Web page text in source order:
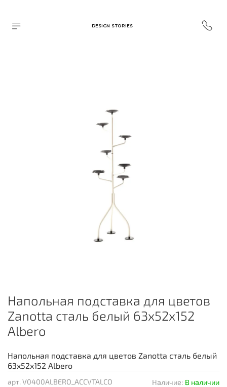
DESIGN STORIES
арт. V0400ALBERO_ACCVTALCO Наличие: В наличии
Напольная подставка для цветов
Zanotta сталь белый 63x52x152
Albero
Напольная подставка для цветов Zanotta сталь белый
63x52x152 Albero